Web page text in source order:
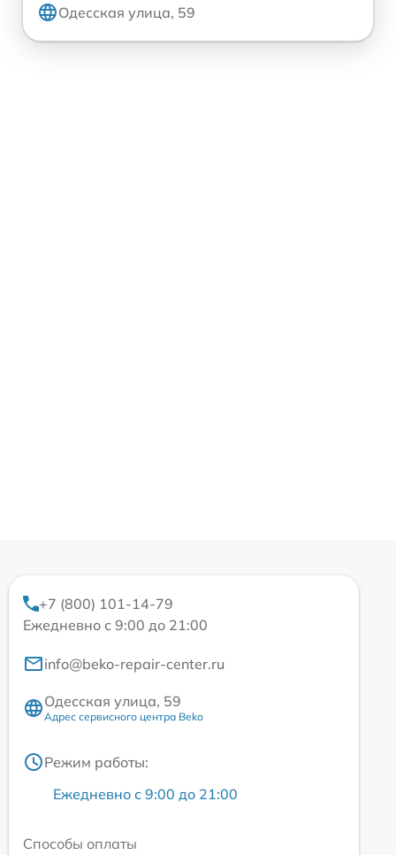
Одесская улица, 59
+7 (800) 101-14-79
Ежедневно с 9:00 до 21:00
info@beko-repair-center.ru
Одесская улица, 59
Адрес сервисного центра Beko
Режим работы:
Ежедневно с 9:00 до 21:00
Способы оплаты